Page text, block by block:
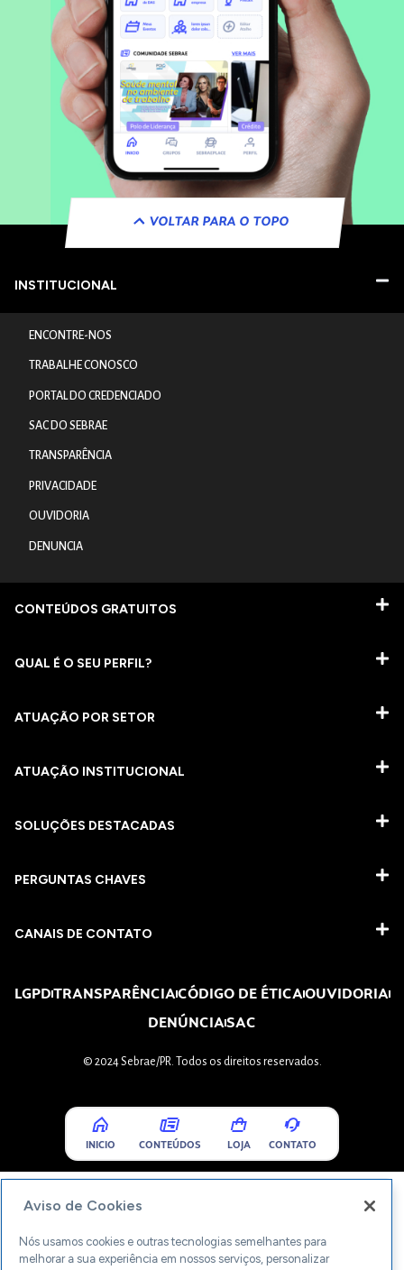
VOLTAR PARA O TOPO
INSTITUCIONAL
ENCONTRE-NOS
TRABALHE CONOSCO
PORTAL DO CREDENCIADO
SAC DO SEBRAE
TRANSPARÊNCIA
PRIVACIDADE
OUVIDORIA
DENUNCIA
CONTEÚDOS GRATUITOS
QUAL É O SEU PERFIL?
ATUAÇÃO POR SETOR
ATUAÇÃO INSTITUCIONAL
SOLUÇÕES DESTACADAS
PERGUNTAS CHAVES​
CANAIS DE CONTATO
LGPDTRANSPARÊNCIACÓDIGO DE ÉTICAOUVIDORIA
DENÚNCIASAC
© 2024 Sebrae/PR. Todos os direitos reservados.
INICIO CONTEÚDOS LOJA CONTATO
Aviso de Cookies
Nós usamos cookies e outras tecnologias semelhantes para
melhorar a sua experiência em nossos serviços, personalizar